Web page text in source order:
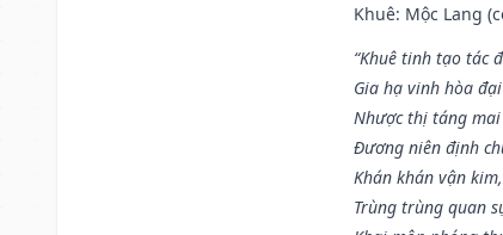
Khuê: Mộc Lang
“Khuê tinh tạo tác
Gia hạ vinh hòa
Nhược thị táng
Đương niên định
Khán khán vận
Trùng trùng quan